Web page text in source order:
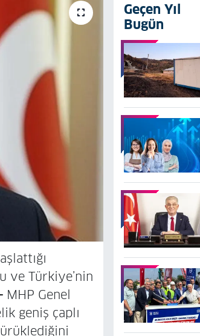
ve Türkiye’nin
MHP Genel
geniş çaplı
Geçen Yıl
Bugün